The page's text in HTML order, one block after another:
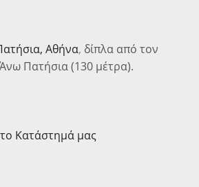
Αθήνα, δίπλα από τον
Πατήσια (130 μέτρα).
Κατάστημά μας